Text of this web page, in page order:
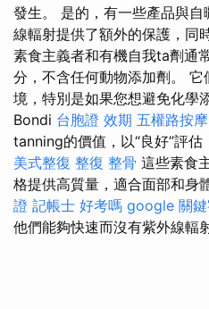
發生。 是的，有一些產品與
線輻射提供了額外的保護，同
素食主義者和有機自我ta劑通
分，不含任何動物添加劑。
境，特別是如果您想避免化學
Bondi 台胞證 效期 五權路按摩
tanning的價值，以“良好”評估
美式整復 整復 整骨 這些素食
格提供高質量，適合面部和身
證 記帳士 好考嗎 google 關
他們能夠快速而沒有紫外線輻